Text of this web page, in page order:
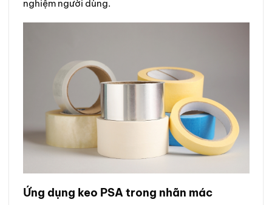
nghiệm người dùng.
Ứng dụng keo PSA trong nhãn mác